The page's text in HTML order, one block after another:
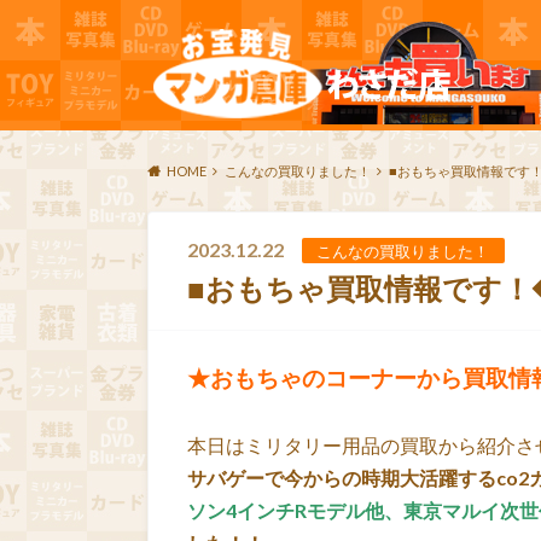
HOME こんなの買取りました！ ■おもちゃ買取情報です
2023.12.22 こんなの買取りました！
■おもちゃ買取情報です
★おもちゃのコーナーから買取
本日はミリタリー用品の買取から紹介
サバゲーで今からの時期大活躍するco2
ソン4インチRモデル他、東京マルイ次